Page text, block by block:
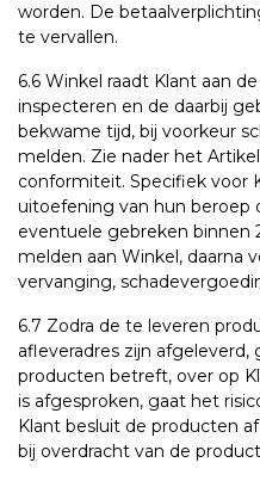
worden. De
te vervallen.
6.6 Winkel raadt Klant aan
inspecteren en de daarbij
bekwame tijd, bij voorkeur
melden. Zie nader het
conformiteit. Specifiek voor
uitoefening van hun beroep
eventuele gebreken binnen
melden aan Winkel, daarna
vervanging,
6.7 Zodra de te leveren
afleveradres zijn afgeleverd,
producten betreft, over op
is afgesproken, gaat het
Klant besluit de producten
bij overdracht van de